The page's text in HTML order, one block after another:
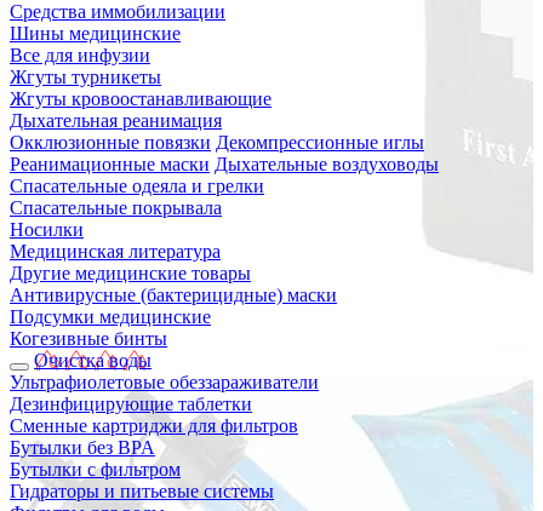
Средства иммобилизации
Шины медицинские
Все для инфузии
Жгуты турникеты
Жгуты кровоостанавливающие
Дыхательная реанимация
Окклюзионные повязки Декомпрессионные иглы
Реанимационные маски Дыхательные воздуховоды
Спасательные одеяла и грелки
Спасательные покрывала
Носилки
Медицинская литература
Другие медицинские товары
Антивирусные (бактерицидные) маски
Подсумки медицинские
Когезивные бинты
Очистка воды
Ультрафиолетовые обеззараживатели
Дезинфицирующие таблетки
Сменные картриджи для фильтров
Бутылки без BPA
Бутылки с фильтром
Гидраторы и питьевые системы